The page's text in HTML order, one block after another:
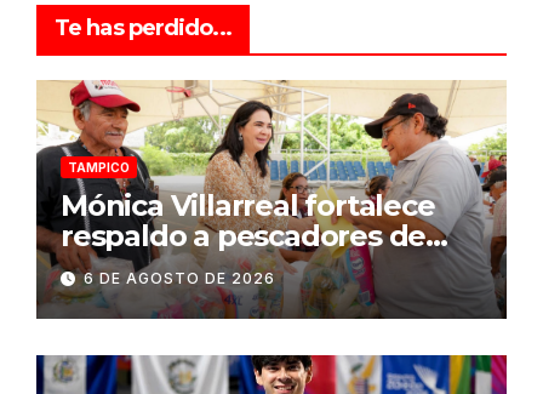
Te has perdido...
TAMPICO
Mónica Villarreal fortalece
respaldo a pescadores de
Tampico durante temporada
de veda
6 DE AGOSTO DE 2026